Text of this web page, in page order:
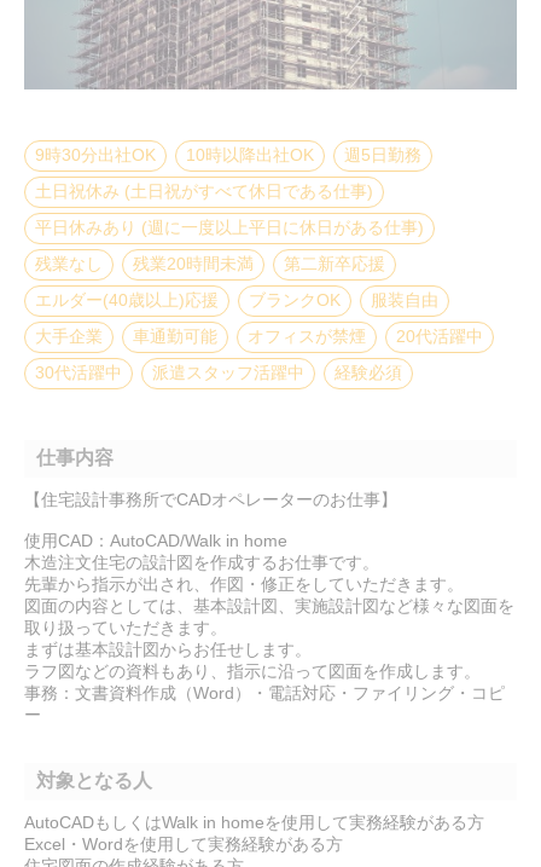
9時30分出社OK 10時以降出社OK
週5日勤務
土日祝休み (土日祝がすべて休日である仕事)
平日休みあり (週に一度以上平日に休日がある仕事)
残業なし
残業20時間未満
第二新卒応援
エルダー(40歳以上)応援
ブランクOK
服装自由
大手企業
車通勤可能 オフィスが禁煙
20代活躍中
30代活躍中
派遣スタッフ活躍中 経験必須
仕事内容
【住宅設計事務所でCADオペレーターのお仕事】
使用CAD：AutoCAD/Walk in home
木造注文住宅の設計図を作成するお仕事です。
先輩から指示が出され、作図・修正をしていただきます。
図面の内容としては、基本設計図、実施設計図など様々な図面を
取り扱っていただきます。
まずは基本設計図からお任せします。
ラフ図などの資料もあり、指示に沿って図面を作成します。
事務：文書資料作成（Word）・電話対応・ファイリング・コピ
ー
対象となる人
AutoCADもしくはWalk in homeを使用して実務経験がある方
Excel・Wordを使用して実務経験がある方